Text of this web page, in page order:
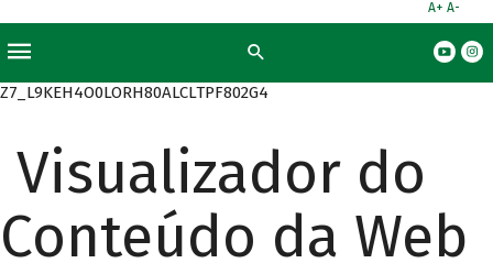
A+ A-
Z7_L9KEH4O0LORH80ALCLTPF802G4
Visualizador do
Conteúdo da Web